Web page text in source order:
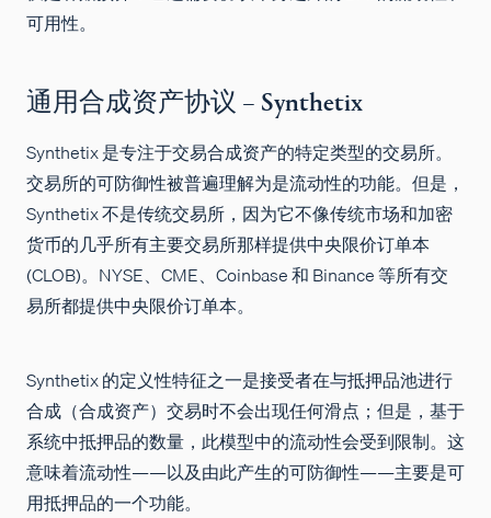
可用性。
通用合成资产协议 – Synthetix
Synthetix 是专注于交易合成资产的特定类型的交易所。
交易所的可防御性被普遍理解为是流动性的功能。但是，
Synthetix 不是传统交易所，因为它不像传统市场和加密
货币的几乎所有主要交易所那样提供中央限价订单本
(CLOB)。NYSE、CME、Coinbase 和 Binance 等所有交
易所都提供中央限价订单本。
Synthetix 的定义性特征之一是接受者在与抵押品池进行
合成（合成资产）交易时不会出现任何滑点；但是，基于
系统中抵押品的数量，此模型中的流动性会受到限制。这
意味着流动性——以及由此产生的可防御性——主要是可
用抵押品的一个功能。